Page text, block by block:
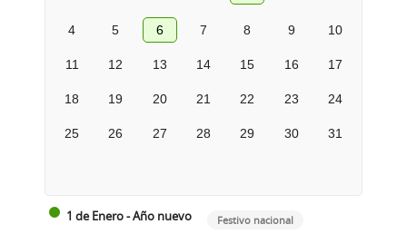
4 5 6 7 8 9 10
11 12 13 14 15 16 17
18 19 20 21 22 23 24
25 26 27 28 29 30 31
1 de Enero - Año nuevo Festivo nacional